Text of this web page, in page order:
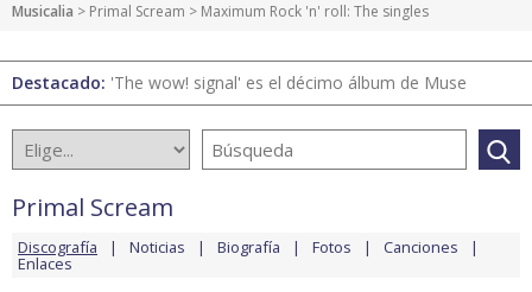
Musicalia > Primal Scream > Maximum Rock 'n' roll: The singles
Destacado: 'The wow! signal' es el décimo álbum de Muse
Primal Scream
Discografía Noticias Biografía Fotos Canciones
Enlaces